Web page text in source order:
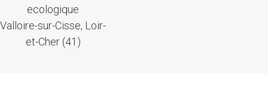
ecologique
Valloire-sur-Cisse, Loir-
et-Cher (41)